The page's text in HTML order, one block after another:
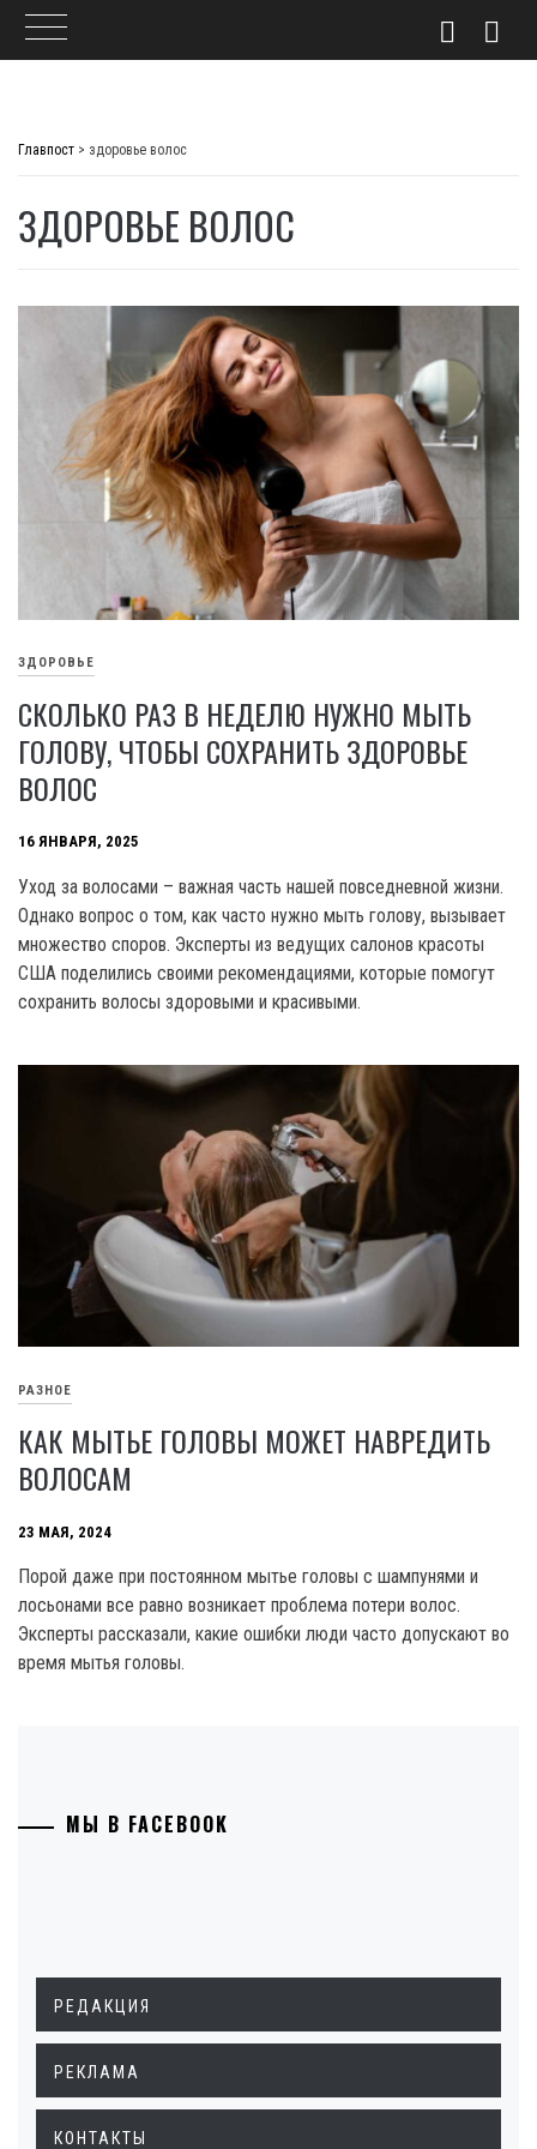
Главпост > здоровье волос
ЗДОРОВЬЕ ВОЛОС
ЗДОРОВЬЕ
СКОЛЬКО РАЗ В НЕДЕЛЮ НУЖНО МЫТЬ
ГОЛОВУ, ЧТОБЫ СОХРАНИТЬ ЗДОРОВЬЕ
ВОЛОС
16 ЯНВАРЯ, 2025
Уход за волосами – важная часть нашей повседневной жизни.
Однако вопрос о том, как часто нужно мыть голову, вызывает
множество споров. Эксперты из ведущих салонов красоты
США поделились своими рекомендациями, которые помогут
сохранить волосы здоровыми и красивыми.
РАЗНОЕ
КАК МЫТЬЕ ГОЛОВЫ МОЖЕТ НАВРЕДИТЬ
ВОЛОСАМ
23 МАЯ, 2024
Порой даже при постоянном мытье головы с шампунями и
лосьонами все равно возникает проблема потери волос.
Эксперты рассказали, какие ошибки люди часто допускают во
время мытья головы.
МЫ В FACEBOOK
РЕДАКЦИЯ
РЕКЛАМА
КОНТАКТЫ